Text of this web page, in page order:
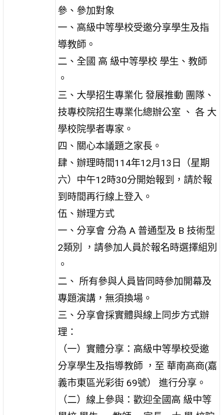
參、參加對象
一、高級中等學校受邀分享學生及指
導教師。
二、全國 高 級中等學校 學生、教師
。
三、大學招生專業化 發展推動 團隊、
技專校院招生專業化總辦公室 、 各 大
學校院學者專家。
四、關心本議題之家長。
肆、辦理時間114年12月13日（星期
六）中午12時30分開始報到，請於報
到時間再行線上登入。
伍、辦理方式
一、分享會 分為 A 普通型及 B 技術型
2類別 ，請參加人員於報名時選擇組別
。
二、 所有參與人員皆同時參加開幕及
專題演講，無須換場。
三、分享會採實體與線上同步方式辦
理：
（一）實體分享：高級中等學校受邀
分享學生及指導教師 ，至 華南高商(嘉
義市東區光彩街 69號） 進行分享。
（二）線上參與：歡迎全國高 級中等